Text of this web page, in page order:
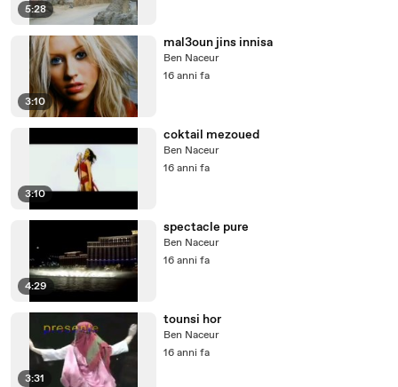
5:28
3:10
mal3oun jins innisa
Ben Naceur
16 anni fa
3:10
coktail mezoued
Ben Naceur
16 anni fa
4:29
spectacle pure
Ben Naceur
16 anni fa
3:31
tounsi hor
Ben Naceur
16 anni fa